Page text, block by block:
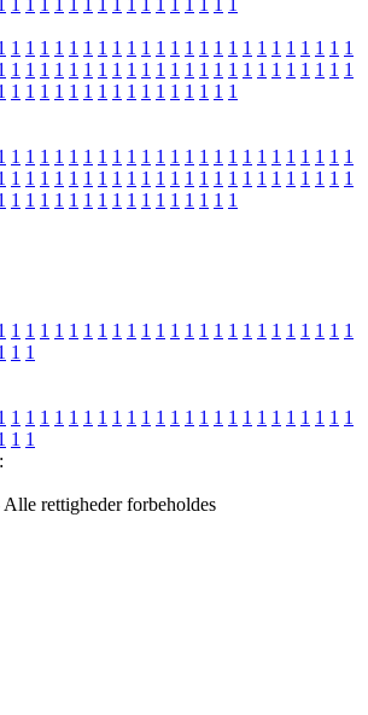
1 1 1 1 1 1 1 1 1 1 1 1 1 1 1 1 1 1 1 1 1 1 1 1
1 1 1 1 1 1 1 1 1 1 1 1 1 1 1 1 1 1 1 1 1 1 1 1
1 1 1 1 1 1 1 1 1 1 1 1 1 1 1 1
1 1 1 1 1 1 1 1 1 1 1 1 1 1 1 1 1 1 1 1 1 1 1 1
1 1 1 1 1 1 1 1 1 1 1 1 1 1 1 1 1 1 1 1 1 1 1 1
1 1 1 1 1 1 1 1 1 1 1 1 1 1 1 1
1 1 1 1 1 1 1 1 1 1 1 1 1 1 1 1 1 1 1 1 1 1 1 1
1 1
1 1 1 1 1 1 1 1 1 1 1 1 1 1 1 1 1 1 1 1 1 1 1 1
1 1
Alle rettigheder forbeholdes